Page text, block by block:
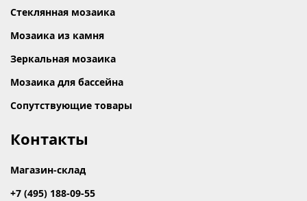
Стеклянная мозаика
Мозаика из камня
Зеркальная мозаика
Мозаика для бассейна
Сопутствующие товары
Контакты
Магазин-склад
+7 (495) 188-09-55